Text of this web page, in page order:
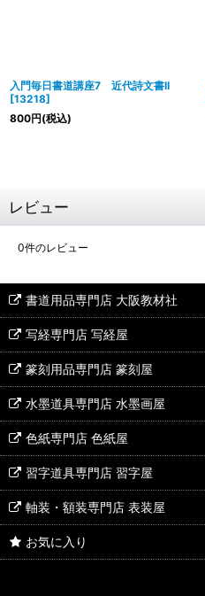
入門毎日書道講座7 近代詩文書II
[13218]
800円(税込)
レビュー
0件のレビュー
書道用品専門店 大阪教材社
写経専門店 写経屋
篆刻用品専門店 篆刻屋
水墨道具専門店 水墨画屋
色紙専門店 色紙屋
習字道具専門店 習字屋
軸装・額装専門店 表装屋
お気に入り